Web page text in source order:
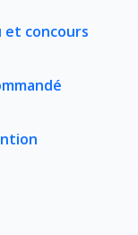
et concours